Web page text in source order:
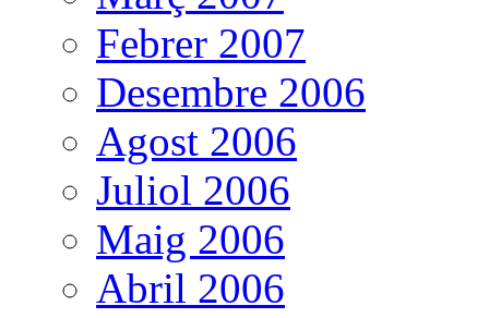
Febrer 2007
Desembre 2006
Agost 2006
Juliol 2006
Maig 2006
Abril 2006